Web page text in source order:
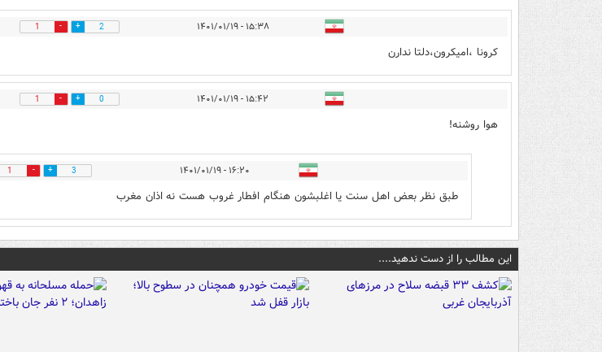
۱۵:۳۸ - ۱۴۰۱/۰۱/۱۹ 2
1
کرونا ،امیکرون،دلتا ندارن
۱۵:۴۲ - ۱۴۰۱/۰۱/۱۹ 0
1
هوا روشنه!
۱۶:۲۰ - ۱۴۰۱/۰۱/۱۹ 3
1
طبق نظر بعض اهل سنت یا اغلبشون هنگام افطار غروب هست نه اذان مغرب
این مطالب را از دست ندهید....